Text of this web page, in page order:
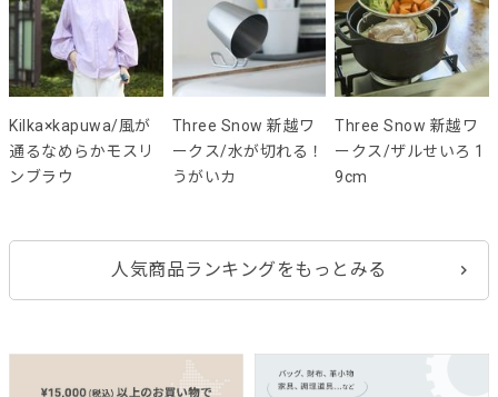
Kilka×kapuwa/風が
通るなめらかモスリ
ンブラウ
Three Snow 新越ワ
ークス/水が切れる！
うがいカ
Three Snow 新越ワ
ークス/ザルせいろ 1
9cm
人気商品ランキングをもっとみる